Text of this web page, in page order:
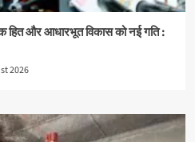
हित और आधारभूत विकास को नई गति :
2026